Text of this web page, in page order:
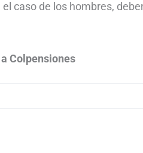
caso de los hombres,
Colpensiones